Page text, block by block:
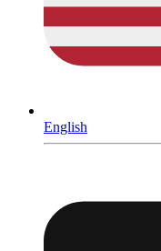
English